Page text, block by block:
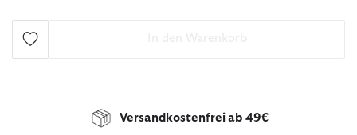
Versandkostenfrei ab 49€